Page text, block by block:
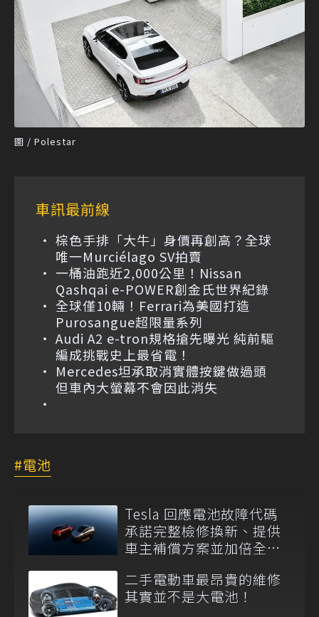
圖 / Polestar
車訊最前線
棕色手排「大牛」身價再創高？全球
唯一Murciélago SV拍賣
一桶油跑近2,000公里！Nissan
Qashqai e-POWER創金氏世界紀錄
全球僅10輛！Ferrari為美國打造
Purosangue超限量系列
Audi A2 e-tron規格搶先曝光 純前驅
編成挑戰史上最省電！
Mercedes坦承取消實體按鍵做過頭
但車內大螢幕不會因此消失
電池
Tesla 回應電池故障代碼
承諾完整檢修換新、提供
車主補償方案並加倍全台
二手電動車最昂貴的維修
其實並不是大電池！